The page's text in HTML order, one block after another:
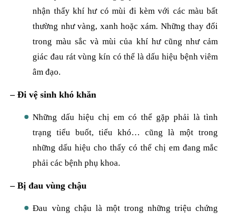
nhận thấy khí hư có mùi đi kèm với các màu bất
thường như vàng, xanh hoặc xám. Những thay đổi
trong màu sắc và mùi của khí hư cũng như cảm
giác đau rát vùng kín có thể là dấu hiệu bệnh viêm
âm đạo.
– Đi vệ sinh khó khăn
Những dấu hiệu chị em có thể gặp phải là tình
trạng tiểu buốt, tiểu khó… cũng là một trong
những dấu hiệu cho thấy có thể chị em đang mắc
phải các bệnh phụ khoa.
– Bị đau vùng chậu
Đau vùng chậu là một trong những triệu chứng